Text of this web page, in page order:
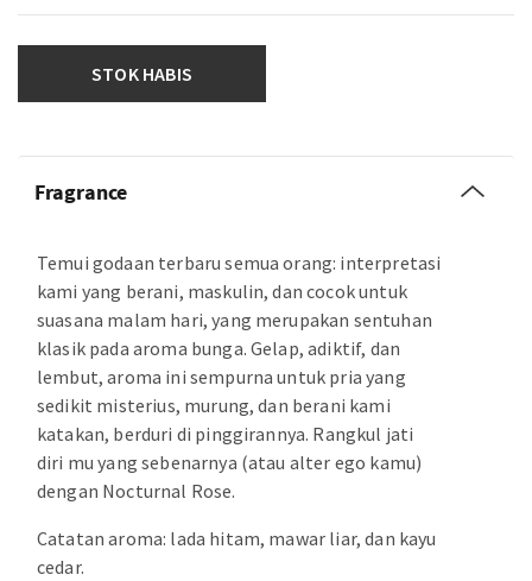
STOK HABIS
Fragrance
Temui godaan terbaru semua orang: interpretasi
kami yang berani, maskulin, dan cocok untuk
suasana malam hari, yang merupakan sentuhan
klasik pada aroma bunga. Gelap, adiktif, dan
lembut, aroma ini sempurna untuk pria yang
sedikit misterius, murung, dan berani kami
katakan, berduri di pinggirannya. Rangkul jati
diri mu yang sebenarnya (atau alter ego kamu)
dengan Nocturnal Rose.
Catatan aroma: lada hitam, mawar liar, dan kayu
cedar.